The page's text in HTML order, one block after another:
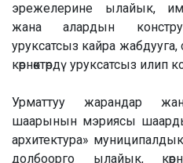
эрежелерине ылайык,
жана алардын
уруксатсыз кайра
көрнөктөрдү уруксатсыз
Урматтуу жарандар
шаарынын мэриясы
архитектура»
долбоорго ылайык,